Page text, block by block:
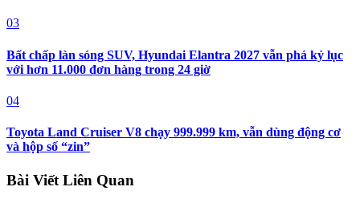
03
Bất chấp làn sóng SUV, Hyundai Elantra 2027 vẫn phá kỷ lục
với hơn 11.000 đơn hàng trong 24 giờ
04
Toyota Land Cruiser V8 chạy 999.999 km, vẫn dùng động cơ
và hộp số “zin”
Bài Viết Liên Quan